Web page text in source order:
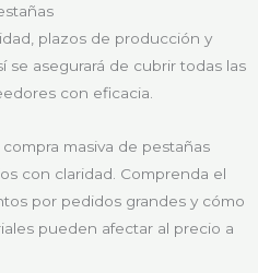
plazos de producción y
se asegurará de cubrir todas las
con eficacia.
masiva de pestañas
con claridad. Comprenda el
por pedidos grandes y cómo
pueden afectar al precio a